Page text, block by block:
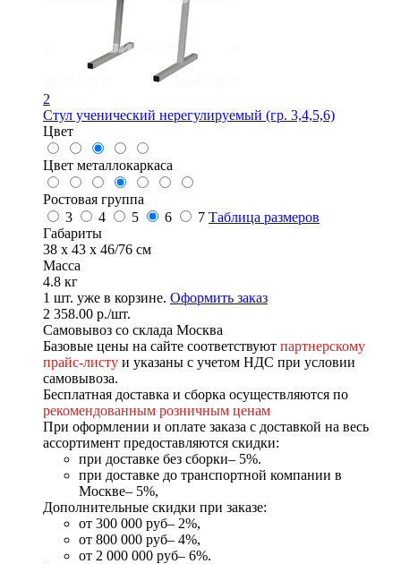
2
Стул ученический нерегулируемый (гр. 3,4,5,6)
Цвет
Цвет металлокаркаса
Ростовая группа
3
4 5 6 7 Таблица размеров
Габариты
38 x 43 x 46/76 см
Масса
4.8 кг
1 шт. уже в корзине. Оформить заказ
2 358.00 р./шт.
Самовывоз со склада Москва
Базовые цены на сайте соответствуют партнерскому
прайс-листу и указаны с учетом НДС при условии
самовывоза.
Бесплатная доставка и сборка осуществляются по
рекомендованным розничным ценам
При оформлении и оплате заказа с доставкой на весь
ассортимент предоставляются скидки:
при доставке без сборки– 5%.
при доставке до транспортной компании в
Москве– 5%,
Дополнительные скидки при заказе:
от 300 000 руб– 2%,
от 800 000 руб– 4%,
от 2 000 000 руб– 6%.